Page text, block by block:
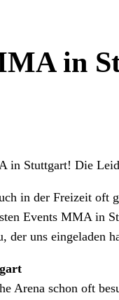
in
Stuttgart! Die
in der Freizeit oft
Events MMA
der uns eingeladen
Arena schon oft